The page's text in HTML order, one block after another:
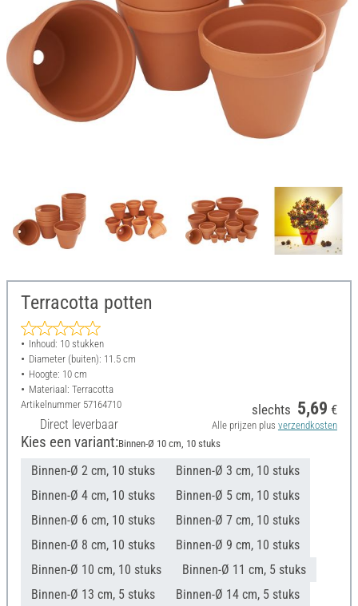
Terracotta potten
Inhoud: 10 stukken
Diameter (buiten): 11.5 cm
Hoogte: 10 cm
Materiaal: Terracotta
Artikelnummer 57164710
Direct leverbaar
slechts 5,69 €
Alle prijzen plus verzendkosten
Kies een variant:Binnen-Ø 10 cm, 10 stuks
Binnen-Ø 2 cm, 10 stuks
Binnen-Ø 3 cm, 10 stuks
Binnen-Ø 4 cm, 10 stuks
Binnen-Ø 5 cm, 10 stuks
Binnen-Ø 6 cm, 10 stuks
Binnen-Ø 7 cm, 10 stuks
Binnen-Ø 8 cm, 10 stuks
Binnen-Ø 9 cm, 10 stuks
Binnen-Ø 10 cm, 10 stuks
Binnen-Ø 11 cm, 5 stuks
Binnen-Ø 13 cm, 5 stuks
Binnen-Ø 14 cm, 5 stuks